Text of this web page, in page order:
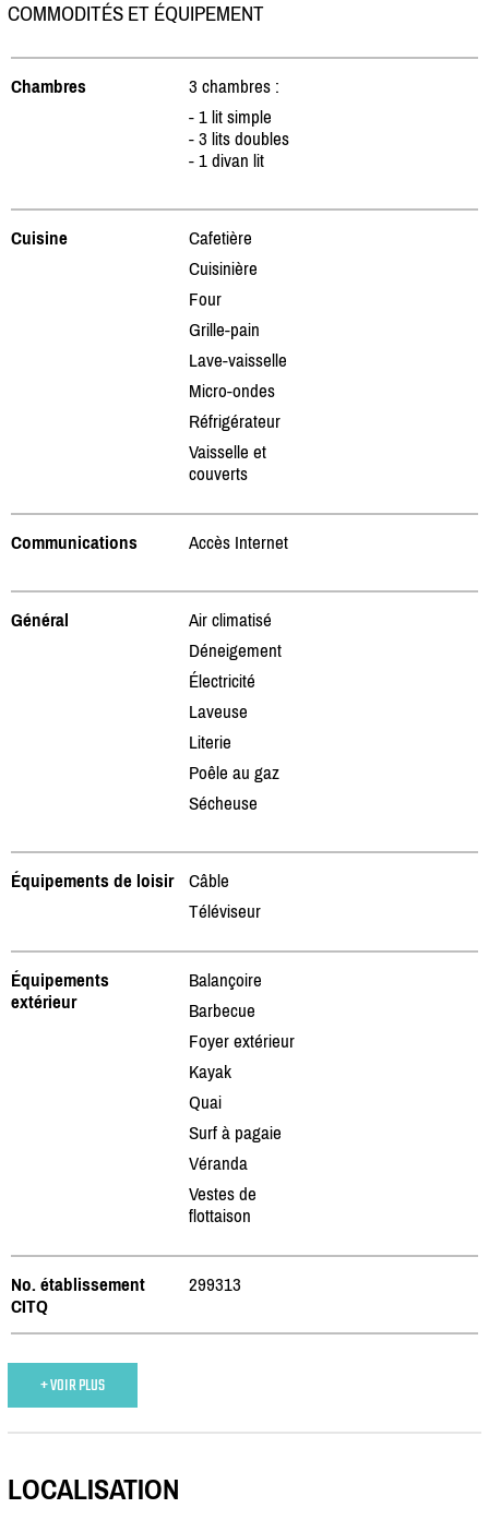
COMMODITÉS ET ÉQUIPEMENT
Chambres
3 chambres :
- 1 lit simple
- 3 lits doubles
- 1 divan lit
Cuisine
Cafetière
Cuisinière
Four
Grille-pain
Lave-vaisselle
Micro-ondes
Réfrigérateur
Vaisselle et
couverts
Communications Accès Internet
Général
Air climatisé
Déneigement
Électricité
Laveuse
Literie
Poêle au gaz
Sécheuse
Équipements de loisir
Câble
Téléviseur
Équipements
extérieur
Balançoire
Barbecue
Foyer extérieur
Kayak
Quai
Surf à pagaie
Véranda
Vestes de
flottaison
No. établissement
CITQ
299313
+ VOIR PLUS
LOCALISATION